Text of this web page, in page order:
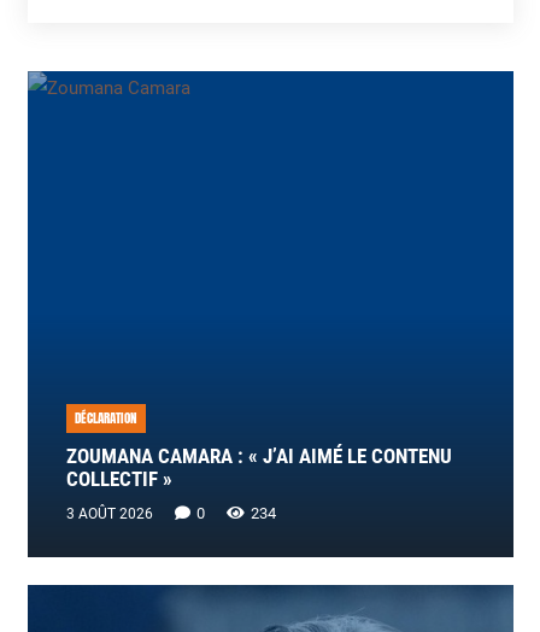
DÉCLARATION
ZOUMANA CAMARA : « J’AI AIMÉ LE CONTENU
COLLECTIF »
3 AOÛT 2026 0 234